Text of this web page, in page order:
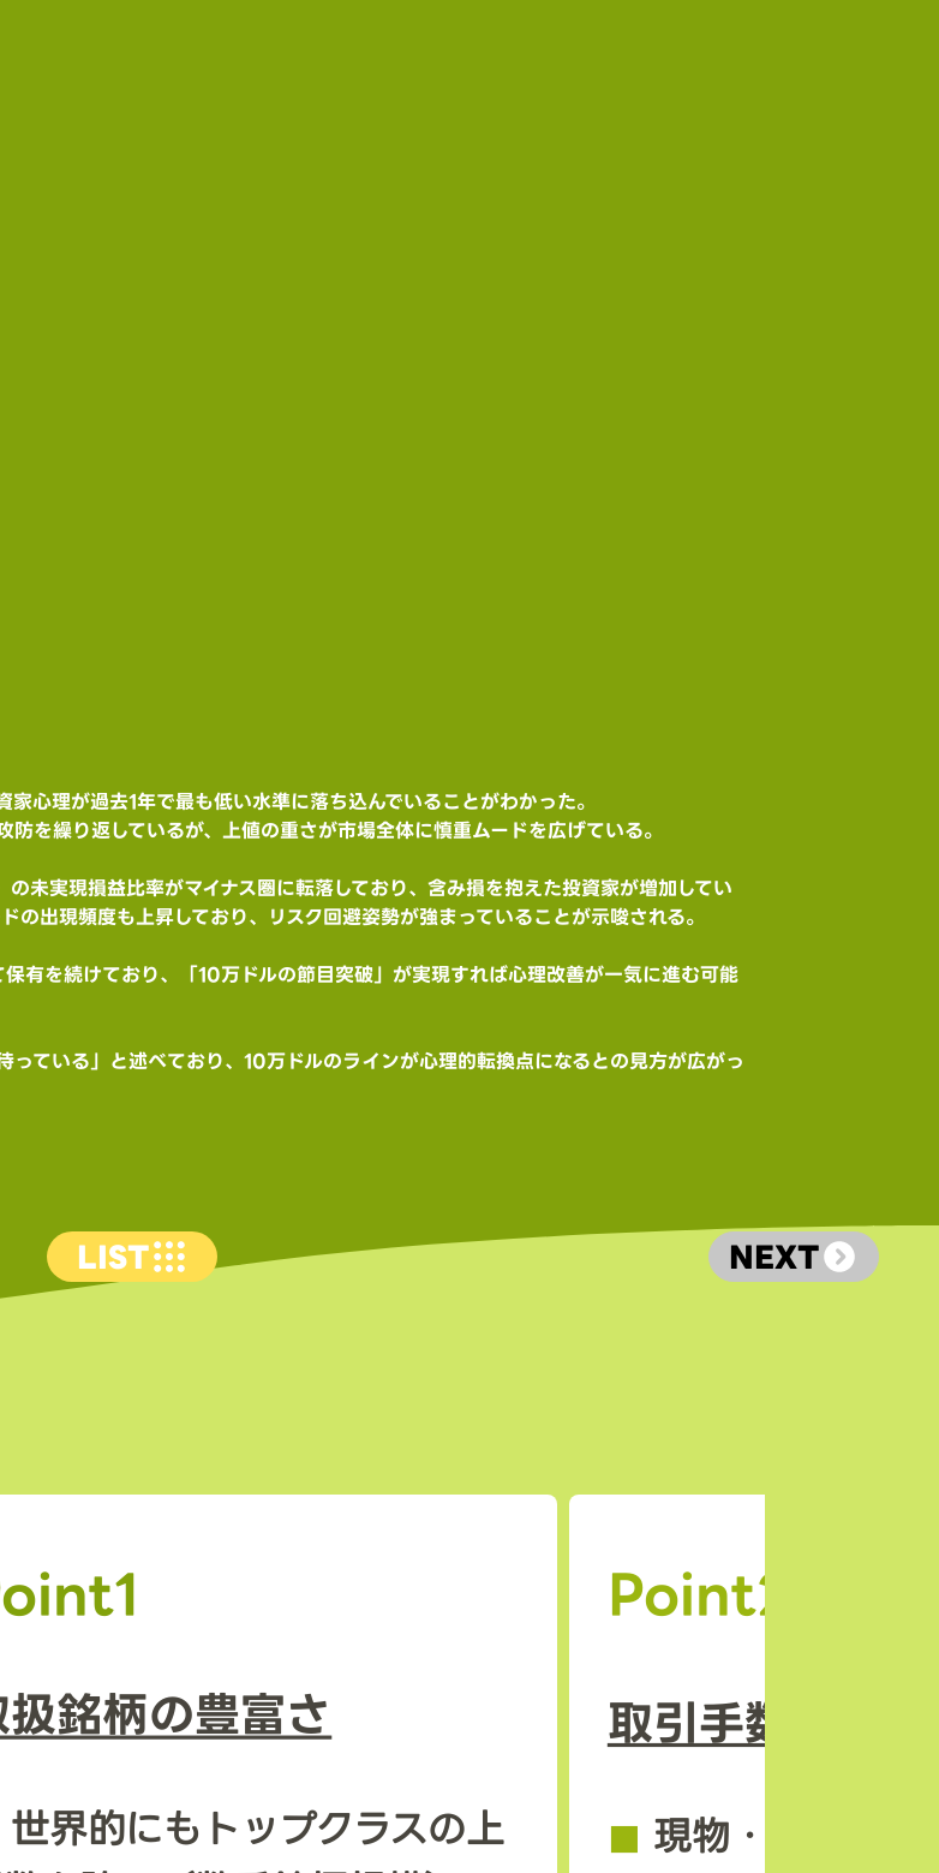
心理が過去1年で最も低い水準に落ち込んでいることがわかった。
を繰り返しているが、上値の重さが市場全体に慎重ムードを広げている。
実現損益比率がマイナス圏に転落しており、含み損を抱えた投資家が増加してい
出現頻度も上昇しており、リスク回避姿勢が強まっていることが示唆される。
を続けており、「10万ドルの節目突破」が実現すれば心理改善が一気に進む可能
ている」と述べており、10万ドルのラインが心理的転換点になるとの見方が広がっ
LIST NEXT
銘柄の豊富さ
世界的にもトップクラスの上
Point2
取引手数料の
◼︎ 現物・先物とも